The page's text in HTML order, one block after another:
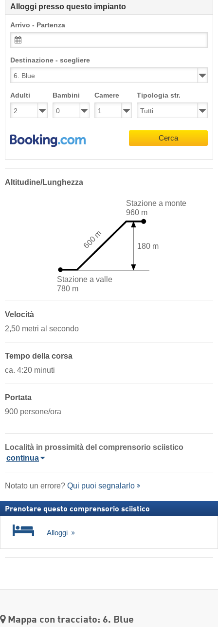
Alloggi presso questo impianto
Arrivo - Partenza
Destinazione - scegliere
Adulti Bambini Camere Tipologia str.
Cerca
Altitudine/Lunghezza
Stazione a valle
780 m
Stazione a monte
960 m
180 m
600 m
Velocità
2,50 metri al secondo
Tempo della corsa
ca. 4:20 minuti
Portata
900 persone/ora
Località in prossimità del comprensorio sciistico
continua
Notato un errore? Qui puoi segnalarlo
Prenotare questo comprensorio sciistico
Alloggi
Mappa con tracciato: 6. Blue